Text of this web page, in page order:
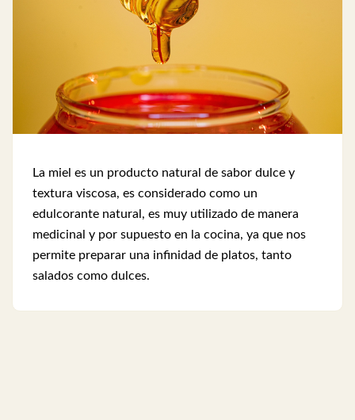
La miel es un producto natural de sabor dulce y
textura viscosa, es considerado como un
edulcorante natural, es muy utilizado de manera
medicinal y por supuesto en la cocina, ya que nos
permite preparar una infinidad de platos, tanto
salados como dulces.